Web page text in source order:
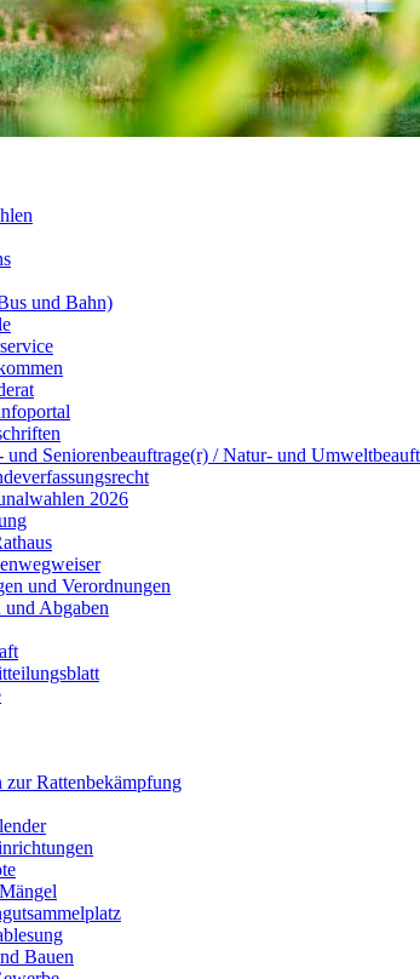
und Bahn)
und Seniorenbeauftrage(r) / Natur- und
2026
und Verordnungen
und Abgaben
zur Rattenbekämpfung
Bauen